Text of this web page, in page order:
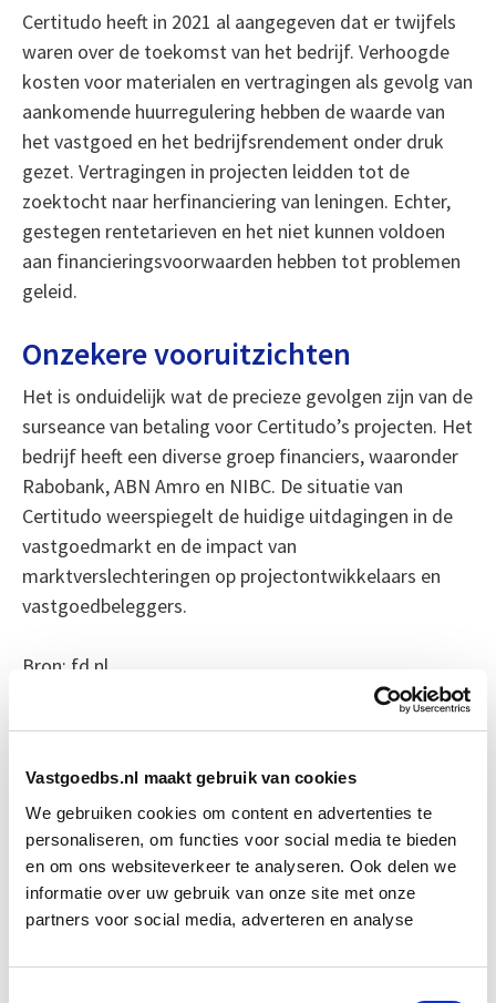
Vastgoedbs.nl maakt gebruik van cookies
We gebruiken cookies om content en advertenties te
personaliseren, om functies voor social media te bieden
en om ons websiteverkeer te analyseren. Ook delen we
informatie over uw gebruik van onze site met onze
partners voor social media, adverteren en analyse
Certitudo heeft in 2021 al aangegeven dat er twijfels
waren over de toekomst van het bedrijf. Verhoogde
kosten voor materialen en vertragingen als gevolg van
aankomende huurregulering hebben de waarde van
het vastgoed en het bedrijfsrendement onder druk
gezet. Vertragingen in projecten leidden tot de
zoektocht naar herfinanciering van leningen. Echter,
gestegen rentetarieven en het niet kunnen voldoen
aan financieringsvoorwaarden hebben tot problemen
geleid.
Onzekere vooruitzichten
Het is onduidelijk wat de precieze gevolgen zijn van de
surseance van betaling voor Certitudo’s projecten. Het
bedrijf heeft een diverse groep financiers, waaronder
Rabobank, ABN Amro en NIBC. De situatie van
Certitudo weerspiegelt de huidige uitdagingen in de
vastgoedmarkt en de impact van
marktverslechteringen op projectontwikkelaars en
vastgoedbeleggers.
Bron: fd.nl
Boeiend verhaal? Duik dan eens
in deze opleidingen:
Vastgoedmanagement
Vastgoedmarkt & Trends Start wo 30 sep
Vastgoedfinanciering Start do 19 nov